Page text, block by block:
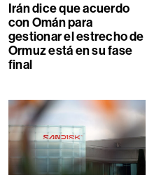
Irán dice que acuerdo
con Omán para
gestionar el estrecho de
Ormuz está en su fase
final